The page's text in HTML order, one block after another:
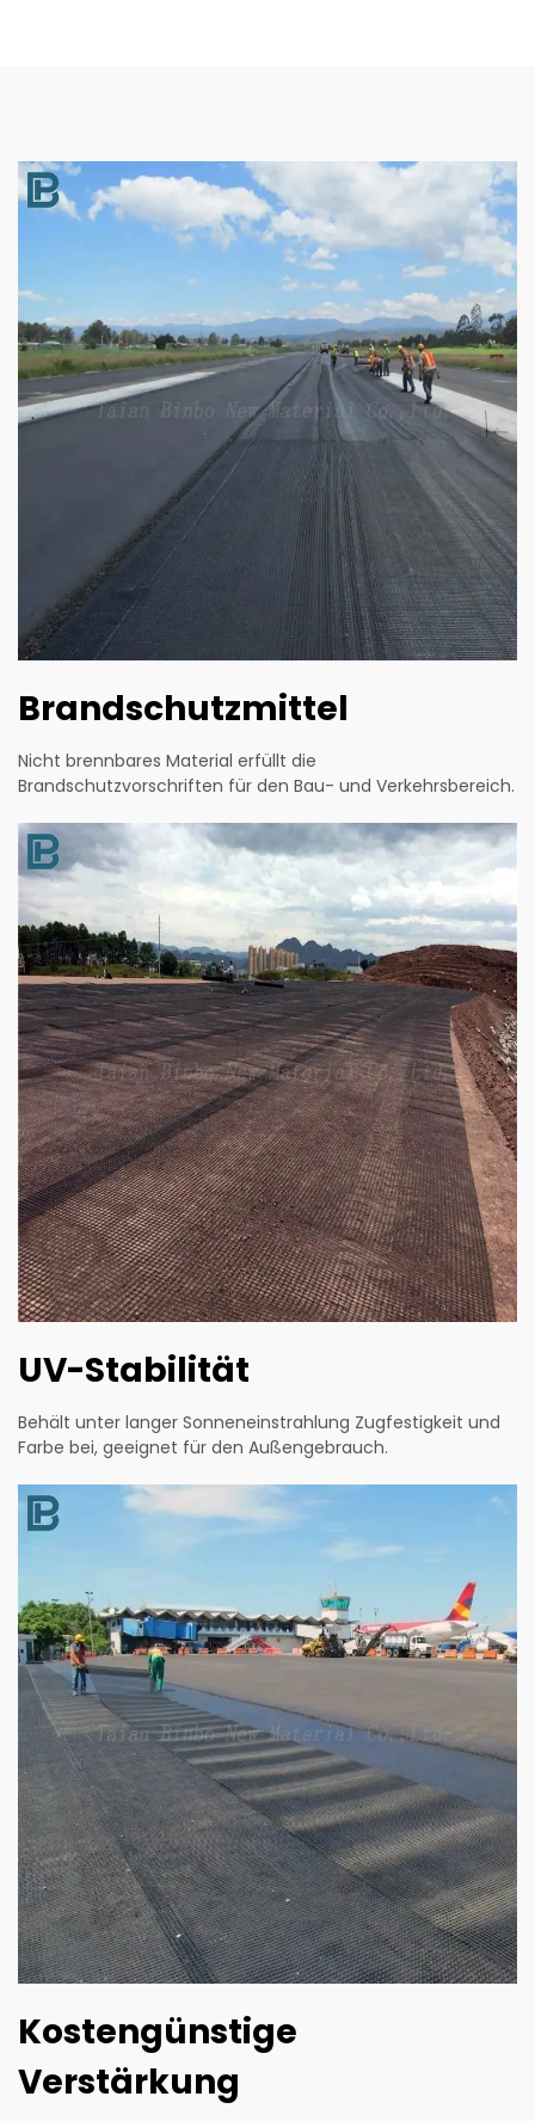
Brandschutzmittel
Nicht brennbares Material erfüllt die
Brandschutzvorschriften für den Bau- und Verkehrsbereich.
UV-Stabilität
Behält unter langer Sonneneinstrahlung Zugfestigkeit und
Farbe bei, geeignet für den Außengebrauch.
Kostengünstige
Verstärkung